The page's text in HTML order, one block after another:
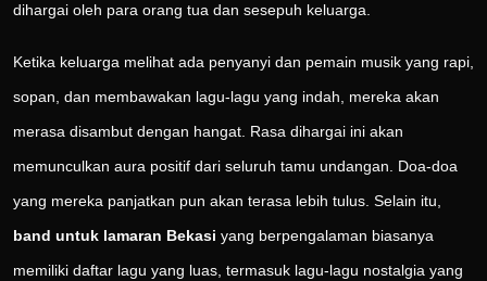
dihargai oleh para orang tua dan sesepuh keluarga.
Ketika keluarga melihat ada penyanyi dan pemain musik yang rapi,
sopan, dan membawakan lagu-lagu yang indah, mereka akan
merasa disambut dengan hangat. Rasa dihargai ini akan
memunculkan aura positif dari seluruh tamu undangan. Doa-doa
yang mereka panjatkan pun akan terasa lebih tulus. Selain itu,
band untuk lamaran Bekasi yang berpengalaman biasanya
memiliki daftar lagu yang luas, termasuk lagu-lagu nostalgia yang